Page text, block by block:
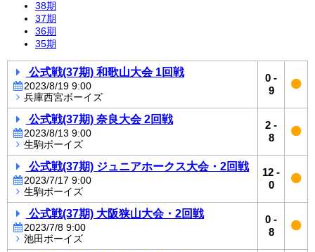
38期
37期
36期
35期
公式戦(37期) 和歌山大会 1回戦
2023/8/19 9:00
兵庫西宮ボーイズ
0 -
9
公式戦(37期) 奈良大会 2回戦
2023/8/13 9:00
生駒ボーイズ
2 -
8
公式戦(37期) ジュニアホークス大会・2回戦
2023/7/17 9:00
生駒ボーイズ
12 -
0
公式戦(37期) 大阪狭山大会・2回戦
2023/7/8 9:00
池田ボーイズ
0 -
8